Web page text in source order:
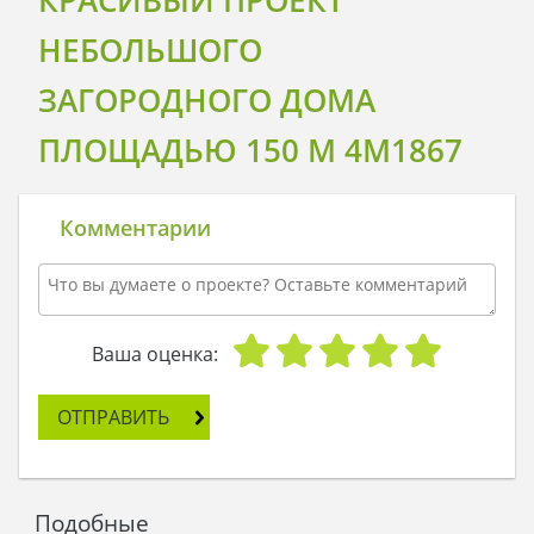
Всегда рады Вам помочь!
НЕБОЛЬШОГО
ЗАГОРОДНОГО ДОМА
ПЛОЩАДЬЮ 150 М 4M1867
Комментарии
Ваша оценка:
ОТПРАВИТЬ
Подобные